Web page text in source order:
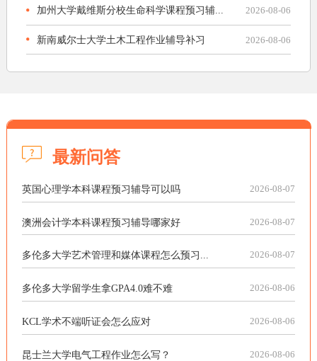
加州大学戴维斯分校生命科学课程预习辅... 2026-08-06
新南威尔士大学土木工程作业辅导补习 2026-08-06
最新问答
英国心理学本科课程预习辅导可以吗 2026-08-07
澳洲会计学本科课程预习辅导哪家好 2026-08-07
多伦多大学艺术管理和媒体课程怎么预习... 2026-08-07
多伦多大学留学生拿GPA4.0难不难 2026-08-06
KCL学术不端听证会怎么应对 2026-08-06
昆士兰大学电气工程作业怎么写？ 2026-08-06